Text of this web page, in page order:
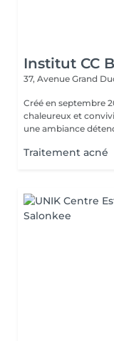
Institut CC
37, Avenue Grand
Créé en septembre
chaleureux et
une ambiance
Traitement acné